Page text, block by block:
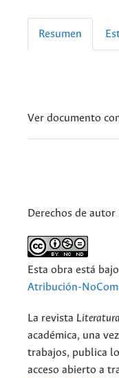
Resumen
Ver documento
Derechos de
Esta obra está
Atribución-
La revista
académica, una
trabajos, publica
acceso abierto a